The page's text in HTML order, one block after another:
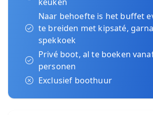
Naar behoefte is het buffet
te breiden met kipsaté,
spekkoek
Privé boot, al te boeken
personen
Exclusief boothuur